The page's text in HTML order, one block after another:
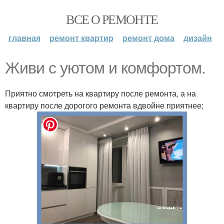
ВСЕ О РЕМОНТЕ
главная ремонт квартир ремонт дома дизайн
Живи с уютом и комфортом.
Приятно смотреть на квартиру после ремонта, а на
квартиру после дорогого ремонта вдвойне приятнее;